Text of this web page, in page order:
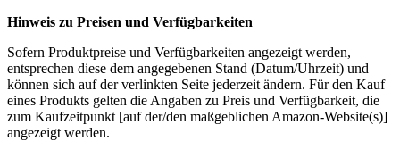
Hinweis zu Preisen und Verfügbarkeiten
Sofern Produktpreise und Verfügbarkeiten angezeigt werden,
entsprechen diese dem angegebenen Stand (Datum/Uhrzeit) und
können sich auf der verlinkten Seite jederzeit ändern. Für den Kauf
eines Produkts gelten die Angaben zu Preis und Verfügbarkeit, die
zum Kaufzeitpunkt [auf der/den maßgeblichen Amazon-Website(s)]
angezeigt werden.